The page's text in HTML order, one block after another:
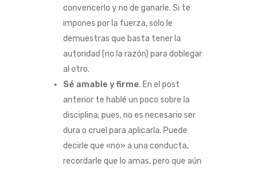
convencerlo y no de ganarle. Si te
impones por la fuerza, solo le
demuestras que basta tener la
autoridad (no la razón) para doblegar
al otro.
Sé amable y firme. En el post
anterior te hablé un poco sobre la
disciplina; pues, no es necesario ser
dura o cruel para aplicarla. Puede
decirle que «no» a una conducta,
recordarle que lo amas, pero que aún